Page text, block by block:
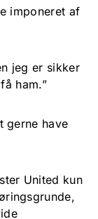
imponeret af
jeg er sikker
ham.”
gerne have
United kun